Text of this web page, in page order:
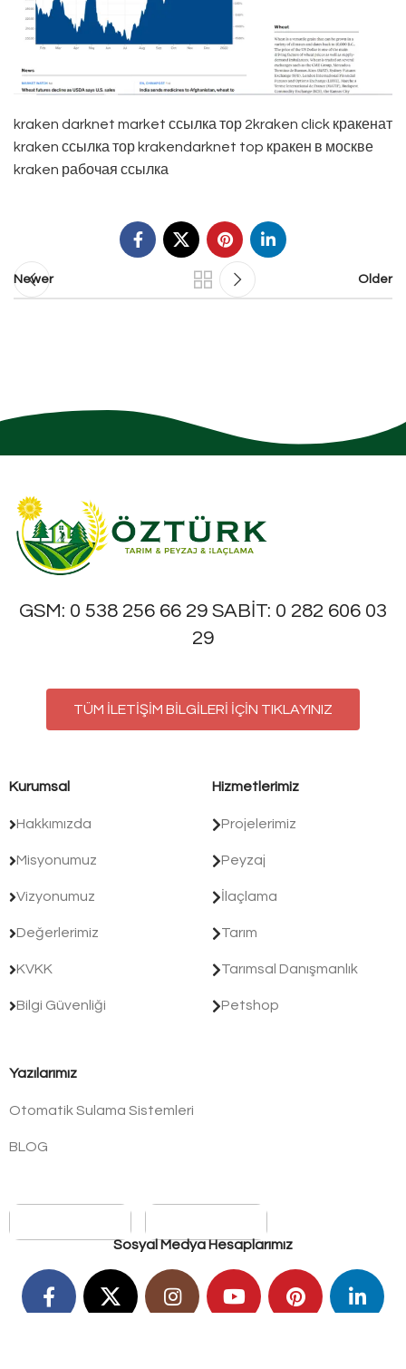
kraken darknet market ссылка тор 2kraken click кракенат
kraken ссылка тор krakendarknet top кракен в москве
kraken рабочая ссылка
Newer Older
GSM: 0 538 256 66 29 SABİT: 0 282 606 03
29
TÜM İLETİŞİM BİLGİLERİ İÇİN TIKLAYINIZ
Kurumsal
Hakkımızda
Misyonumuz
Vizyonumuz
Değerlerimiz
KVKK
Bilgi Güvenliği
Hizmetlerimiz
Projelerimiz
Peyzaj
İlaçlama
Tarım
Tarımsal Danışmanlık
Petshop
Yazılarımız
Otomatik Sulama Sistemleri
BLOG
Sosyal Medya Hesaplarımız